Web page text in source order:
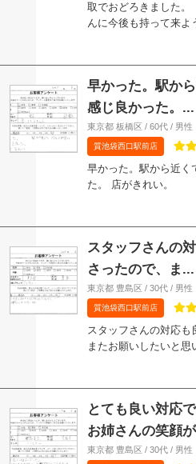
取でおどろきました。
んに今後も持って来よ
早かった。駅か
感じ良かった。...
東京都 板橋区 / 60代 / 男性
質池袋西口駅前店
早かった。駅から近く
た。 店がきれい。
スタッフさんの
さったので、ま...
東京都 豊島区 / 30代 / 男性
質池袋西口駅前店
スタッフさんの対応も
またお願いしたいと思
とても良い対応
お姉さんの笑顔
東京都 豊島区 / 30代 / 男性